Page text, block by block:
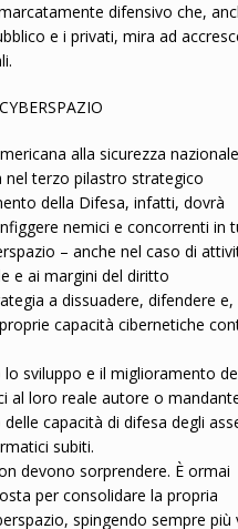
difensivo che,
e i privati, mira ad
alla sicurezza nazionale
nel terzo pilastro strategico
della Difesa, infatti, dovrà
nemici e concorrenti in
– anche nel caso di
e ai margini del diritto
a dissuadere, difendere e,
capacità cibernetiche
sviluppo e il miglioramento
al loro reale autore o
capacità di difesa degli
subiti.
devono sorprendere. È ormai
per consolidare la propria
spingendo sempre più